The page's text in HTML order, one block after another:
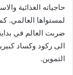
حاجياته الغذائية
ضربت العالم في
الى ركود وكساد
التموين.